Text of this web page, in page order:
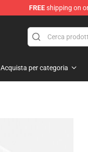
FREEshipping on
Acquista per categoria